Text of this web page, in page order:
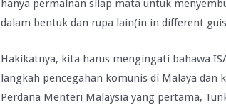
hanya permainan silap mata untuk
dalam bentuk dan rupa lain(in in different
Hakikatnya, kita harus mengingati bahawa
langkah pencegahan komunis di Malaya dan
Perdana Menteri Malaysia yang pertama,